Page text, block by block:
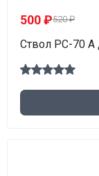
500 ₽520 ₽
Ствол РС-70